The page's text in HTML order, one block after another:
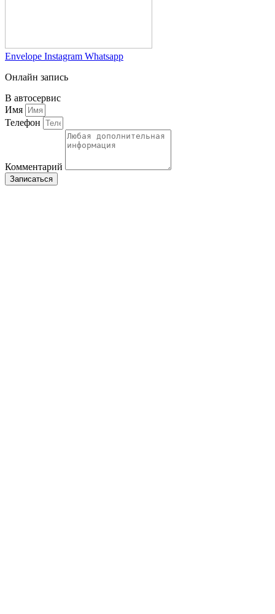
Envelope Instagram Whatsapp
Онлайн запись
В автосервис
Имя
Телефон
Комментарий
Записаться